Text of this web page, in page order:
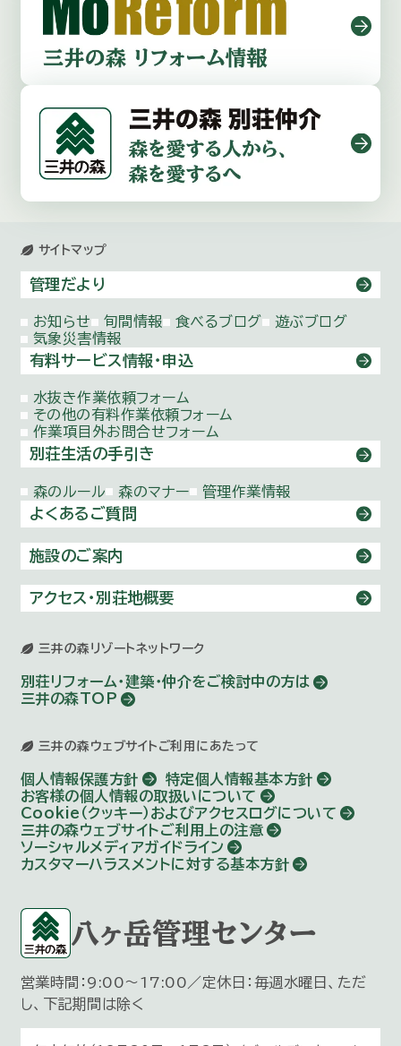
サイトマップ
管理だより
お知らせ 旬間情報 食べるブログ
遊ぶブログ
気象災害情報
有料サービス情報・申込
水抜き作業依頼フォーム
その他の有料作業依頼フォーム
作業項目外お問合せフォーム
別荘生活の手引き
森のルール 森のマナー 管理作業情報
よくあるご質問
施設のご案内
アクセス・別荘地概要
三井の森リゾートネットワーク
別荘リフォーム・建築・仲介をご検討中の方は
三井の森TOP
三井の森ウェブサイトご利用にあたって
個人情報保護方針
特定個人情報基本方針
お客様の個人情報の取扱いについて
Cookie（クッキー）およびアクセスログについて
三井の森ウェブサイトご利用上の注意
ソーシャルメディアガイドライン
カスタマーハラスメントに対する基本方針
八ヶ岳管理センター
営業時間：9:00～17:00／定休日：毎週水曜日、ただ
し、下記期間は除く